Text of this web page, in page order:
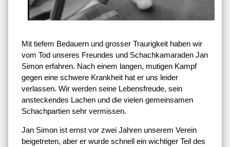
Mit tiefem Bedauern und grosser Traurigkeit haben wir
vom Tod unseres Freundes und Schachkamaraden Jan
Simon erfahren. Nach einem langen, mutigen Kampf
gegen eine schwere Krankheit hat er uns leider
verlassen. Wir werden seine Lebensfreude, sein
ansteckendes Lachen und die vielen gemeinsamen
Schachpartien sehr vermissen.
Jan Simon ist ernst vor zwei Jahren unserem Verein
beigetreten, aber er wurde schnell ein wichtiger Teil des